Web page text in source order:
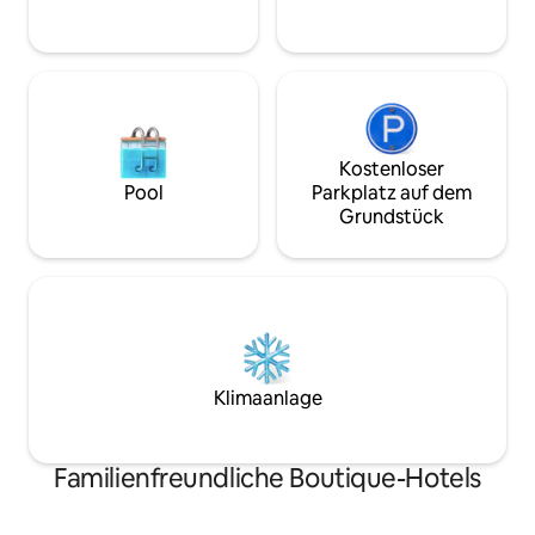
Pool
Kostenloser
Parkplatz auf dem
Grundstück
Klimaanlage
Familienfreundliche Boutique-Hotels